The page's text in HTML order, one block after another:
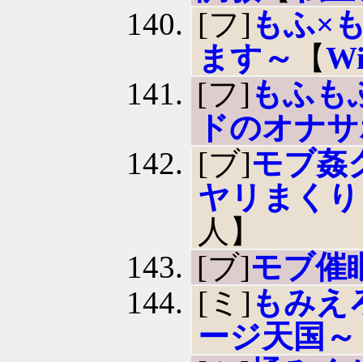
[フ] もふ×
ます～
【
[フ] もふも
ドのオナ
[ブ]モブ姦
ヤリまく
人】
[ブ]モブ催
[ミ] もみえ
ージ天国～